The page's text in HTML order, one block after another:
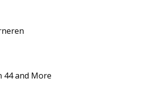
44 and More